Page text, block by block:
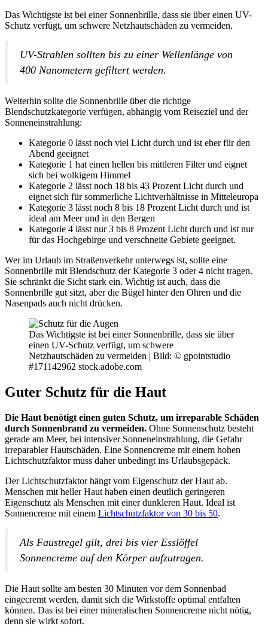
Das Wichtigste ist bei einer Sonnenbrille, dass sie über einen UV-
Schutz verfügt, um schwere Netzhautschäden zu vermeiden.
UV-Strahlen sollten bis zu einer Wellenlänge von
400 Nanometern gefiltert werden.
Weiterhin sollte die Sonnenbrille über die richtige
Blendschutzkategorie verfügen, abhängig vom Reiseziel und der
Sonneneinstrahlung:
Kategorie 0 lässt noch viel Licht durch und ist eher für den
Abend geeignet
Kategorie 1 hat einen hellen bis mittleren Filter und eignet
sich bei wolkigem Himmel
Kategorie 2 lässt noch 18 bis 43 Prozent Licht durch und
eignet sich für sommerliche Lichtverhältnisse in Mitteleuropa
Kategorie 3 lässt noch 8 bis 18 Prozent Licht durch und ist
ideal am Meer und in den Bergen
Kategorie 4 lässt nur 3 bis 8 Prozent Licht durch und ist nur
für das Hochgebirge und verschneite Gebiete geeignet.
Wer im Urlaub im Straßenverkehr unterwegs ist, sollte eine
Sonnenbrille mit Blendschutz der Kategorie 3 oder 4 nicht tragen.
Sie schränkt die Sicht stark ein. Wichtig ist auch, dass die
Sonnenbrille gut sitzt, aber die Bügel hinter den Ohren und die
Nasenpads auch nicht drücken.
Das Wichtigste ist bei einer Sonnenbrille, dass sie über
einen UV-Schutz verfügt, um schwere
Netzhautschäden zu vermeiden | Bild: © gpointstudio
#171142962 stock.adobe.com
Guter Schutz für die Haut
Die Haut benötigt einen guten Schutz, um irreparable Schäden
durch Sonnenbrand zu vermeiden. Ohne Sonnenschutz besteht
gerade am Meer, bei intensiver Sonneneinstrahlung, die Gefahr
irreparabler Hautschäden. Eine Sonnencreme mit einem hohen
Lichtschutzfaktor muss daher unbedingt ins Urlaubsgepäck.
Der Lichtschutzfaktor hängt vom Eigenschutz der Haut ab.
Menschen mit heller Haut haben einen deutlich geringeren
Eigenschutz als Menschen mit einer dunkleren Haut. Ideal ist
Sonnencreme mit einem Lichtschutzfaktor von 30 bis 50.
Als Faustregel gilt, drei bis vier Esslöffel
Sonnencreme auf den Körper aufzutragen.
Die Haut sollte am besten 30 Minuten vor dem Sonnenbad
eingecremt werden, damit sich die Wirkstoffe optimal entfalten
können. Das ist bei einer mineralischen Sonnencreme nicht nötig,
denn sie wirkt sofort.